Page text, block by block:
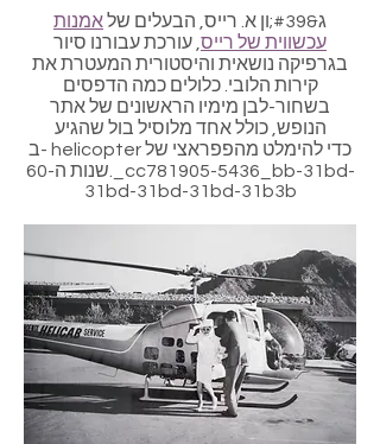
ג&#39;ון א. רייס, הבעלים של
אמנות
עכשווית של רייס , עורכת עבורנו סיור
בגרפיקה נושאית והיסטורית המעטרת את
קירות הלובי. כלולים כמה הדפסים
בשחור-לבן מימיו הראשונים של אתר
הנופש, כולל אחד מלוסיל בול שהגיע
ב- helicopter כדי להימלט מהפפראצי של
שנות ה-60._cc781905-5436_bb-31bd-
31bd-31bd-31bd-31b3b